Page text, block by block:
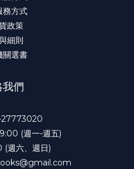
務方式
政策
細則
關選書
我們
(週一-週五)
週六、週日)